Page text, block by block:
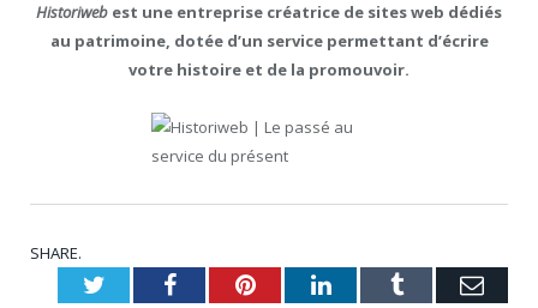
Historiweb est une entreprise créatrice de sites web dédiés
au patrimoine, dotée d’un service permettant d’écrire
votre histoire et de la promouvoir.
SHARE.
TwitterFacebookPinterestLinkedInTumblr